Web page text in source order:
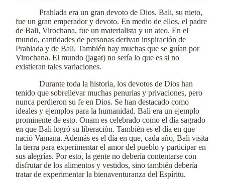
Prahlada era un gran devoto de Dios. Bali, su nieto,
fue un gran emperador y devoto. En medio de ellos, el padre
de Bali, Virochana, fue un materialista y un ateo. En el
mundo, cantidades de personas derivan inspiración de
Prahlada y de Bali. También hay muchas que se guían por
Virochana. El mundo (jagat) no sería lo que es si no
existieran tales variaciones.
Durante toda la historia, los devotos de Dios han
tenido que sobrellevar muchas penurias y privaciones, pero
nunca perdieron su fe en Dios. Se han destacado como
ideales y ejemplos para la humanidad. Bali era un ejemplo
prominente de esto. Onam es celebrado como el día sagrado
en que Bali logró su liberación. También es el día en que
nació Vamana. Además es el día en que, cada año, Bali visita
la tierra para experimentar el amor del pueblo y participar en
sus alegrías. Por esto, la gente no debería contentarse con
disfrutar de los alimentos y vestidos, sino también debería
tratar de experimentar la bienaventuranza del Espíritu.